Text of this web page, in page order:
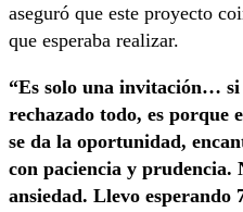
aseguró que este proyecto
que esperaba realizar.
“Es solo una invitación… si
rechazado todo, es porque
se da la oportunidad,
con paciencia y prudencia.
ansiedad. Llevo esperando